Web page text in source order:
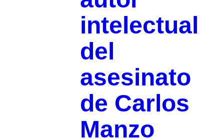
intelectual
del
asesinato
de Carlos
Manzo